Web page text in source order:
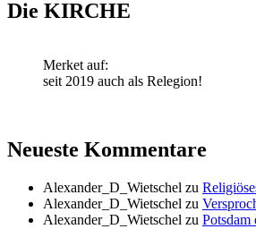
Die KIRCHE
Merket auf:
seit 2019 auch als Relegion!
Neueste Kommentare
Alexander_D_Wietschel zu
Alexander_D_Wietschel zu
Alexander_D_Wietschel zu Potsdam